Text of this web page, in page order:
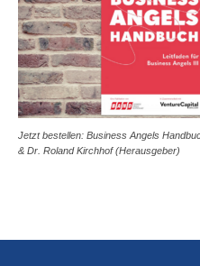
Jetzt bestellen: Business Angels
& Dr. Roland Kirchhof (Herausgeber)